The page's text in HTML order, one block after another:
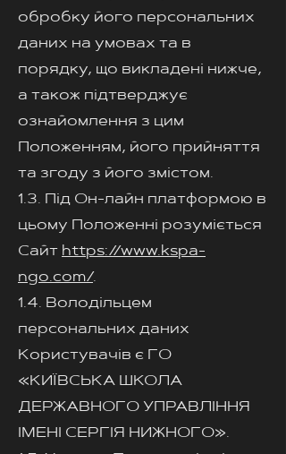
обробку його персональних
даних на умовах та в
порядку, що викладені нижче,
а також підтверджує
ознайомлення з цим
Положенням, його прийняття
та згоду з його змістом.
1.3. Під Он-лайн платформою в
цьому Положенні розуміється
Сайт https://www.kspa-
ngo.com/.
1.4. Володільцем
персональних даних
Користувачів є ГО
«КИЇВСЬКА ШКОЛА
ДЕРЖАВНОГО УПРАВЛІННЯ
ІМЕНІ СЕРГІЯ НИЖНОГО».